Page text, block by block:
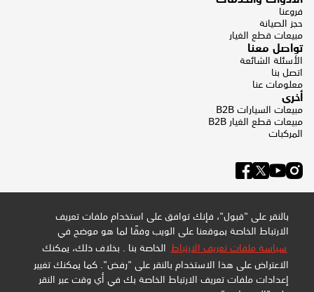
بالنقر على "قبول"، فإنك توافق على استخدام ملفات تعريف
الارتباط الخاصة بموقعنا على الويب وفقًا لما هو موضح في
سياسة ملفات تعريف الارتباط الخاصة بنا . بخلاف ذلك، يمكنك
الاعتراض على هذا الاستخدام بالنقر على "رفض". كما يمكنك تغيير
إعدادات ملفات تعريف الارتباط الخاصة بك في أي وقت عبر النقر
فروعنا
حجز الصيانة
مبيعات قطع الغيار
تواصل معنا
الأسئلة الشائعة
اتصل بنا
معلومات عنا
أخرى
مبيعات السيارات B2B
مبيعات قطع الغيار B2B
المركبات